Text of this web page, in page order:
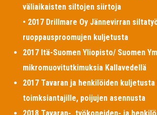
väliaikaisten siltojen siirtoja
• 2017 Drillmare Oy Jännevirran
ruoppausproomujen kuljetusta
2017 Itä-Suomen Yliopisto/ Suomen
mikromuovitutkimuksia Kallavedellä
2017 Tavaran ja henkilöiden
toimksiantajille, poijujen asennusta